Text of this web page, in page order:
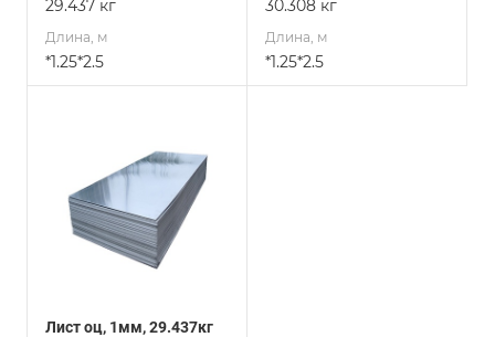
29.437 кг
Длина, м
*1.25*2.5
30.308 кг
Длина, м
*1.25*2.5
Лист оц, 1мм, 29.437кг